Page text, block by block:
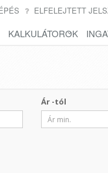
ELFELEJTETT
KALKULÁTOROK
Ár -tól